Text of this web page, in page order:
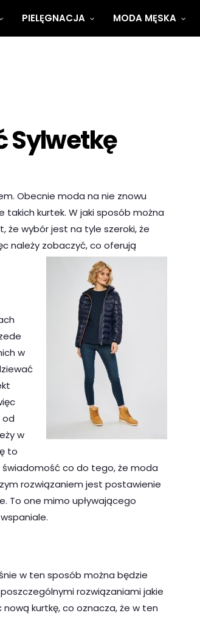
PIELĘGNACJA MODA MĘSKA
Sylwetkę
Obecnie moda na nie znowu
takich kurtek. W jaki sposób można
że wybór jest na tyle szeroki, że
należy zobaczyć, co oferują
w
od
w
to
świadomość co do tego, że moda
rozwiązaniem jest postawienie
To one mimo upływającego
w ten sposób można będzie
rozwiązaniami jakie
kurtkę, co oznacza, że w ten